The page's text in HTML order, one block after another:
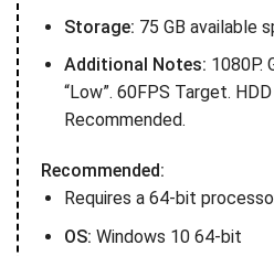
Storage: 75 GB available
Additional Notes: 1080P.
“Low”. 60FPS Target.
Recommended.
Recommended:
Requires a 64-bit
OS: Windows 10 64-bit